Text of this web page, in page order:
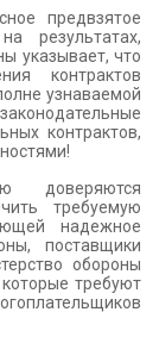
предвзятое
результатах,
указывает, что
контрактов
узнаваемой
контрактов,
доверяются
требуемую
надежное
поставщики
обороны
требуют